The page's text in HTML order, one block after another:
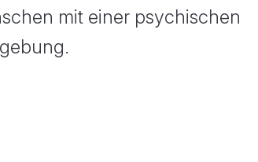
mit einer psychischen